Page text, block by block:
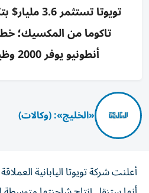
تويوتا
تاكوما من المكسيك؛
أنطونيو يوفر 2000 وظيفة ويبدأ 2030
«الخليج»: (وكالات)
أعلنت شركة تويوتا اليابانية